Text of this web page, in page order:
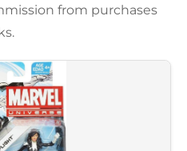
from purchases